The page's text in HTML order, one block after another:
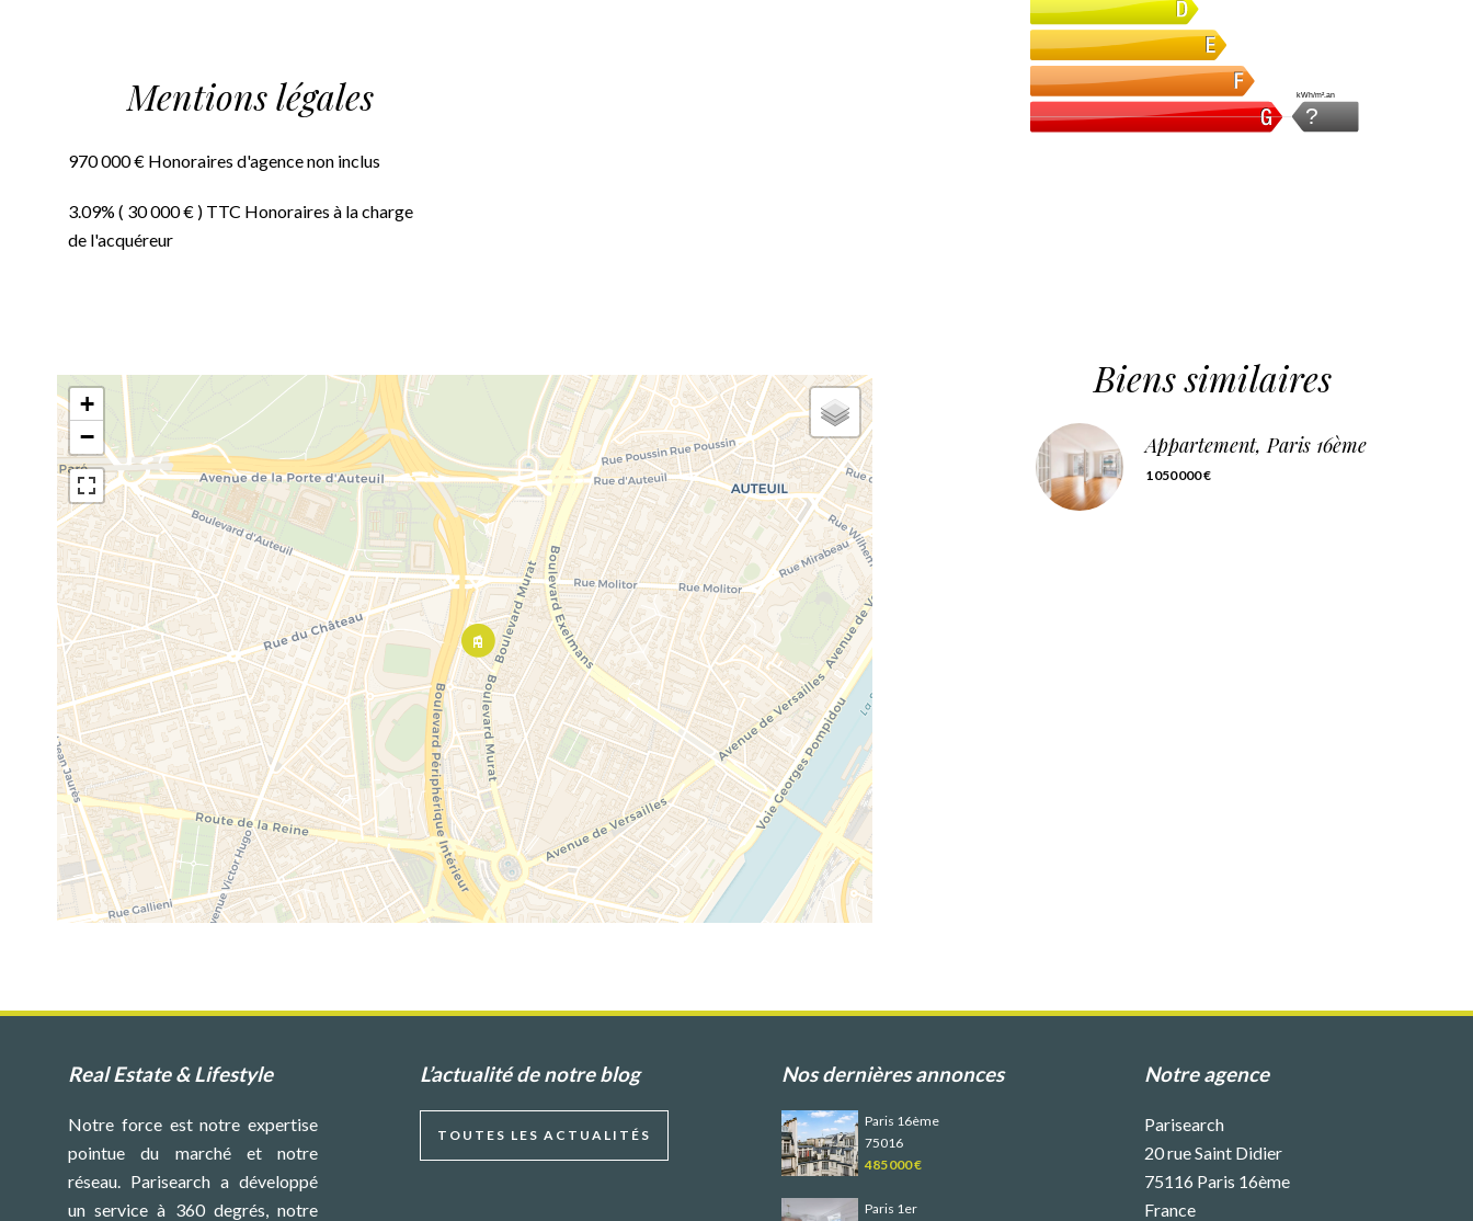
Mentions légales
970 000 € Honoraires d'agence non inclus
3.09% ( 30 000 € ) TTC Honoraires à la charge
de l'acquéreur
+
−
?
kWh/m².an
Biens similaires
Appartement, Paris 16ème
1 050 000 €
Real Estate & Lifestyle
Notre force est notre expertise
pointue du marché et notre
réseau. Parisearch a développé
un service à 360 degrés, notre
L’actualité de notre blog
TOUTES LES ACTUALITÉS
Nos dernières annonces
Paris 16ème
75016
485 000 €
Paris 1er
Notre agence
Parisearch
20 rue Saint Didier
75116 Paris 16ème
France